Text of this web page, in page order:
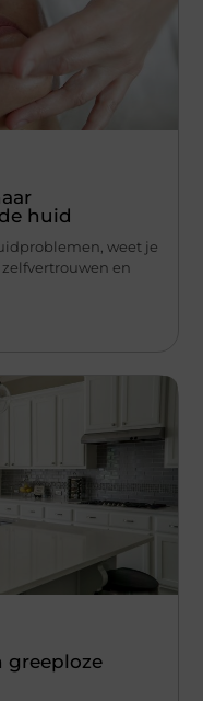
huid
weet je
en
greeploze